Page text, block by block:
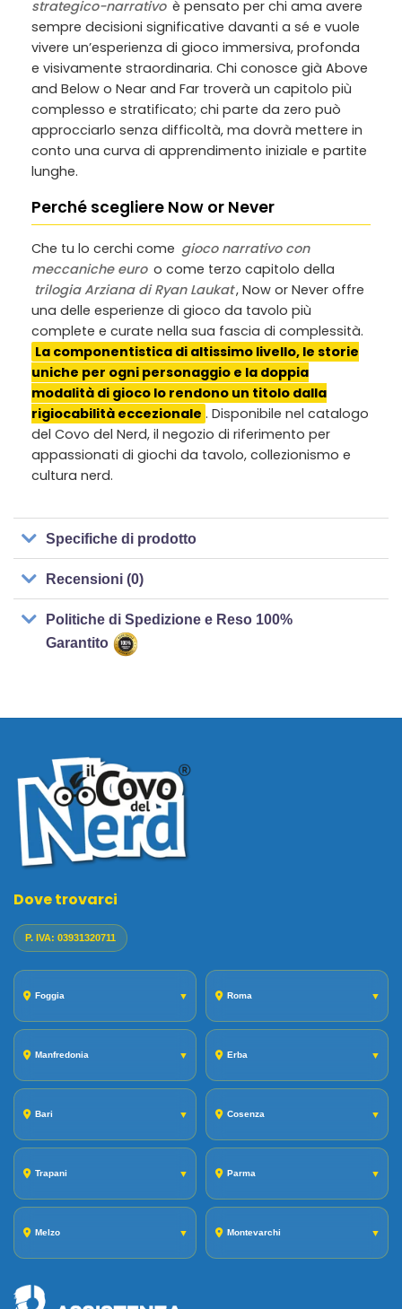
strategico-narrativo è pensato per chi ama avere
sempre decisioni significative davanti a sé e vuole
vivere un’esperienza di gioco immersiva, profonda
e visivamente straordinaria. Chi conosce già Above
and Below o Near and Far troverà un capitolo più
complesso e stratificato; chi parte da zero può
approcciarlo senza difficoltà, ma dovrà mettere in
conto una curva di apprendimento iniziale e partite
lunghe.
Perché scegliere Now or Never
Che tu lo cerchi come gioco narrativo con
meccaniche euro o come terzo capitolo della
trilogia Arziana di Ryan Laukat, Now or Never offre
una delle esperienze di gioco da tavolo più
complete e curate nella sua fascia di complessità.
La componentistica di altissimo livello, le storie
uniche per ogni personaggio e la doppia
modalità di gioco lo rendono un titolo dalla
rigiocabilità eccezionale . Disponibile nel catalogo
del Covo del Nerd, il negozio di riferimento per
appassionati di giochi da tavolo, collezionismo e
cultura nerd.
Specifiche di prodotto
Recensioni (0)
Politiche di Spedizione e Reso 100%
Garantito
Dove trovarci
P. IVA: 03931320711
Foggia ▼ Roma ▼
Manfredonia ▼ Erba ▼
Bari ▼ Cosenza ▼
Trapani ▼ Parma ▼
Melzo ▼ Montevarchi ▼